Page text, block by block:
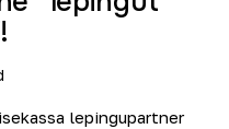
lepingupartner